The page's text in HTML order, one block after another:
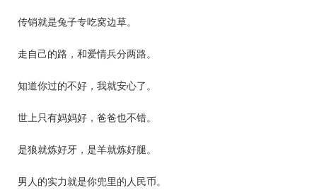
传销就是兔子专吃窝边草。
走自己的路，和爱情兵分两路。
知道你过的不好，我就安心了。
世上只有妈妈好，爸爸也不错。
是狼就炼好牙，是羊就炼好腿。
男人的实力就是你兜里的人民币。